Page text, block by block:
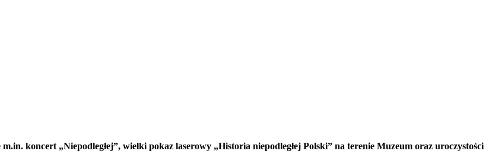
koncert „Niepodległej”, wielki pokaz laserowy „Historia niepodległej Polski” na terenie Muzeum oraz uroczystości